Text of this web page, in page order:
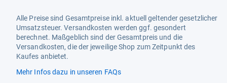
Alle Preise sind Gesamtpreise inkl. aktuell geltender gesetzlicher
Umsatzsteuer. Versandkosten werden ggf. gesondert
berechnet. Maßgeblich sind der Gesamtpreis und die
Versandkosten, die der jeweilige Shop zum Zeitpunkt des
Kaufes anbietet.
Mehr Infos dazu in unseren FAQs